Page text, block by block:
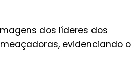
dos líderes dos
evidenciando o